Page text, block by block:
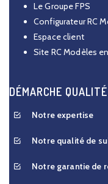
Le Groupe FPS
Configurateur RC
Espace client
Site RC Modèles
DÉMARCHE
Notre expertise
Notre qualité de
Notre garantie de